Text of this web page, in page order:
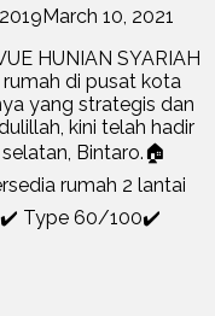
March 10, 2021
HUNIAN SYARIAH
rumah di pusat kota
yang strategis dan
kini telah hadir
Bintaro.🏠
rumah 2 lantai
Type 60/100✔️